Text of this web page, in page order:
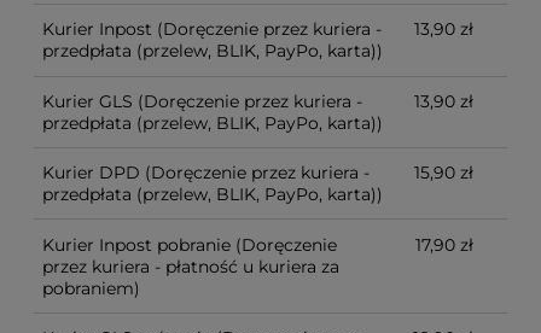
Kurier Inpost (Doręczenie przez kuriera -
przedpłata (przelew, BLIK, PayPo, karta))
13,90 zł
Kurier GLS (Doręczenie przez kuriera -
przedpłata (przelew, BLIK, PayPo, karta))
13,90 zł
Kurier DPD (Doręczenie przez kuriera -
przedpłata (przelew, BLIK, PayPo, karta))
15,90 zł
Kurier Inpost pobranie (Doręczenie
przez kuriera - płatność u kuriera za
pobraniem)
17,90 zł